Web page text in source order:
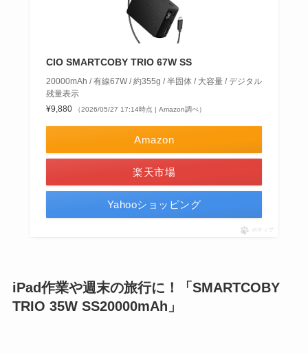
CIO SMARTCOBY TRIO 67W SS
20000mAh / 有線67W / 約355g / 半固体 / 大容量 / デジタル
残量表示
¥9,880
（2026/05/27 17:14時点 | Amazon調べ）
Amazon
楽天市場
Yahooショッピング
ポチップ
iPad作業や週末の旅行に！「SMARTCOBY
TRIO 35W SS20000mAh」